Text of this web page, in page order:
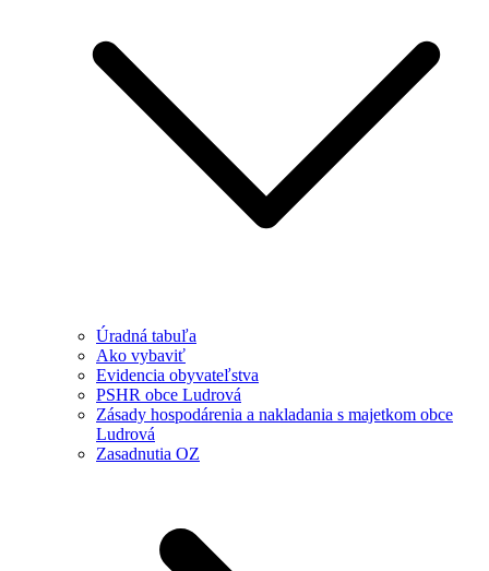
Úradná tabuľa
Ako vybaviť
Evidencia obyvateľstva
PSHR obce Ludrová
Zásady hospodárenia a nakladania s majetkom obce
Ludrová
Zasadnutia OZ